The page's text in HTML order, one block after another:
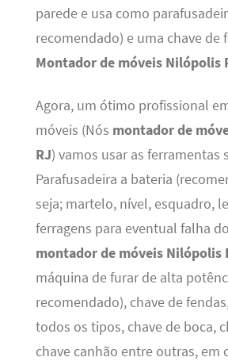
parede e usa como
recomendado) e uma chave de
Montador de móveis Nilópolis
Agora, um ótimo profissional
móveis (Nós montador de
RJ) vamos usar as ferramentas
Parafusadeira a bateria
seja; martelo, nível, esquadro,
ferragens para eventual falha
montador de móveis Nilópolis
máquina de furar de alta
recomendado), chave de
todos os tipos, chave de boca,
chave canhão entre outras, em